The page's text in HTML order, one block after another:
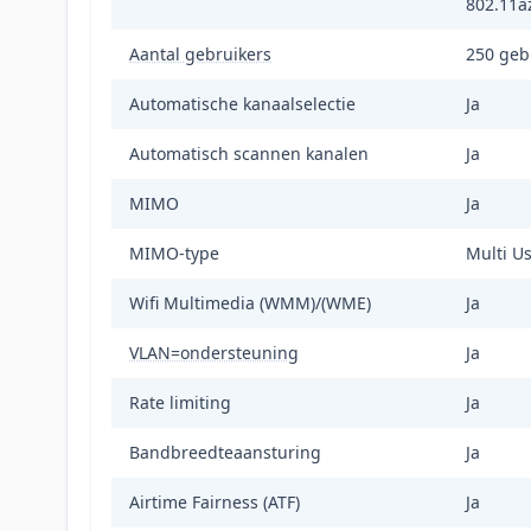
Aantal gebruikers 250
Automatische kanaalselectie Ja
Automatisch scannen kanalen Ja
MIMO Ja
MIMO-type Multi
Wifi Multimedia (WMM)/(WME) Ja
VLAN=ondersteuning Ja
Rate limiting Ja
Bandbreedteaansturing Ja
Airtime Fairness (ATF) Ja